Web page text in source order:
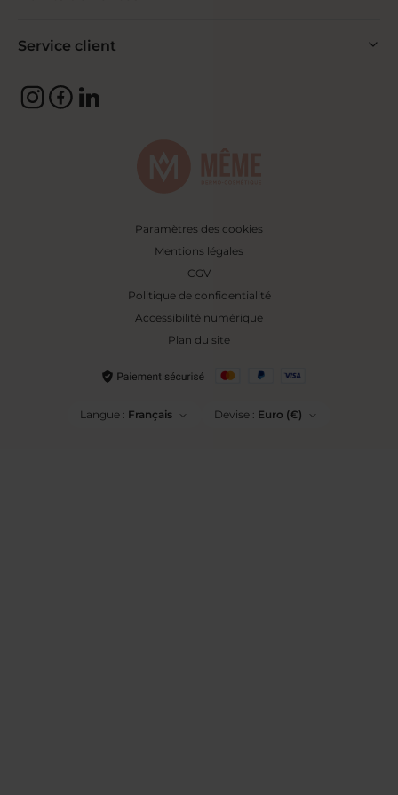
Service client
Paramètres des cookies
Mentions légales
CGV
Politique de confidentialité
Accessibilité numérique
Plan du site
Langue : Français Devise : Euro (€)